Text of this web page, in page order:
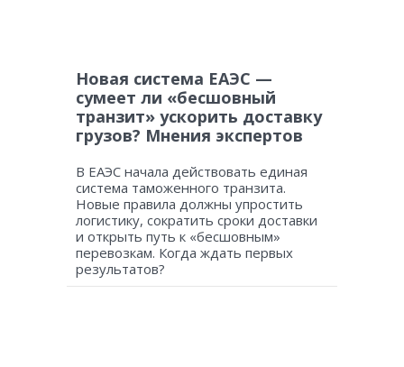
Новая система ЕАЭС —
сумеет ли «бесшовный
транзит» ускорить доставку
грузов? Мнения экспертов
В ЕАЭС начала действовать единая
система таможенного транзита.
Новые правила должны упростить
логистику, сократить сроки доставки
и открыть путь к «бесшовным»
перевозкам. Когда ждать первых
результатов?